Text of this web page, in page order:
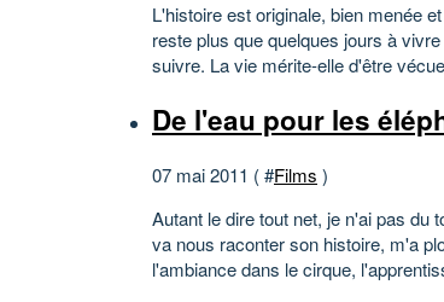
L'histoire est originale, bien menée
reste plus que quelques jours à
suivre. La vie mérite-elle d'être
De l'eau pour les
07 mai 2011 ( #Films )
Autant le dire tout net, je n'ai pas du
va nous raconter son histoire, m'a
l'ambiance dans le cirque,